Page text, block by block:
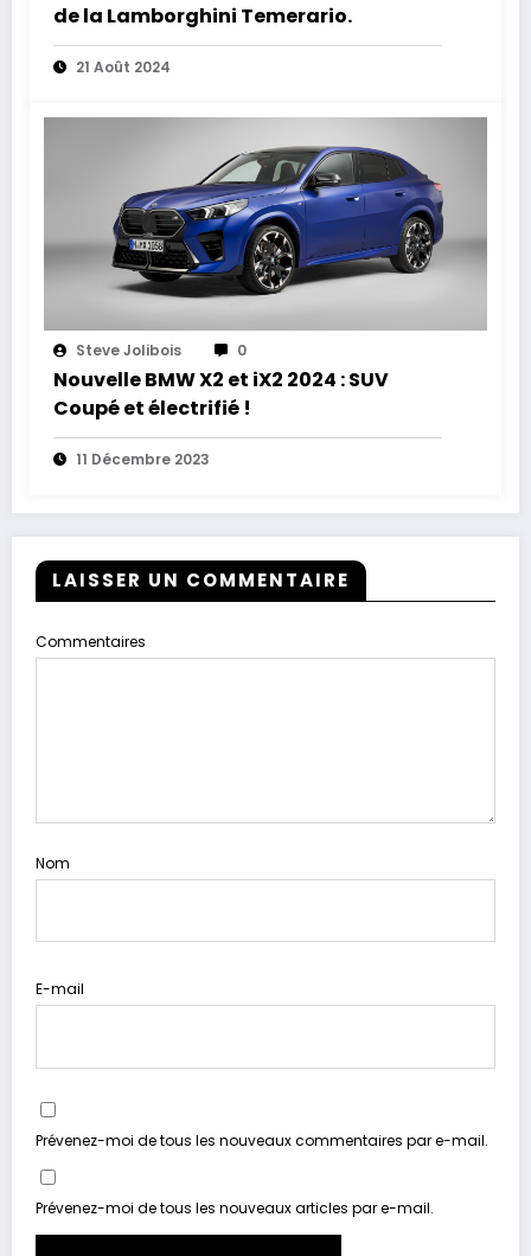
de la Lamborghini Temerario.
21 Août 2024
Steve Jolibois 0
Nouvelle BMW X2 et iX2 2024 : SUV
Coupé et électrifié !
11 Décembre 2023
LAISSER UN COMMENTAIRE
Commentaires
Nom
E-mail
Prévenez-moi de tous les nouveaux commentaires par e-mail.
Prévenez-moi de tous les nouveaux articles par e-mail.